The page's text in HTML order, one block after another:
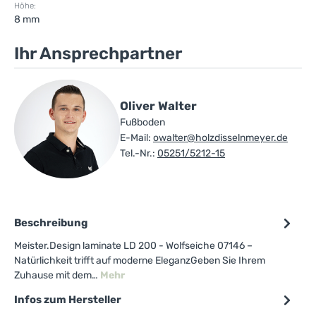
Höhe:
8 mm
Ihr Ansprechpartner
Oliver Walter
Fußboden
E-Mail: owalter@holzdisselnmeyer.de
Tel.-Nr.: 05251/5212-15
Beschreibung
Meister.Design laminate LD 200 - Wolfseiche 07146 –
Natürlichkeit trifft auf moderne EleganzGeben Sie Ihrem
Zuhause mit dem… Mehr
Infos zum Hersteller